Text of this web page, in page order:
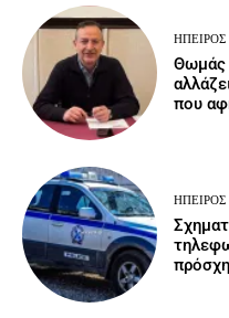
ΉΠΕΙΡΟΣ
Θωμάς
που
ΉΠΕΙΡΟΣ